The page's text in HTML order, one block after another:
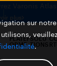
sur
.
Varonis
plus
PLATEF
ORME
SOLU
TIONS